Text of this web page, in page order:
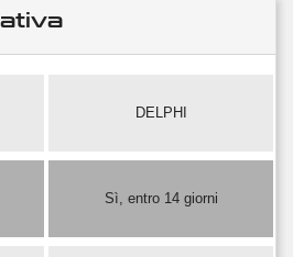
DELPHI
Sì, entro 14 giorni